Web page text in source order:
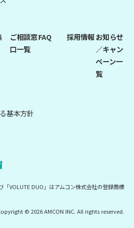
「VOLUTE DUO」はアムコン株式会社の登録商標
ご相談窓
口一覧
FAQ 採用情報お知らせ
／キャン
ペーン一
覧
基本方針
© 2026 AMCON INC. All rights reserved.